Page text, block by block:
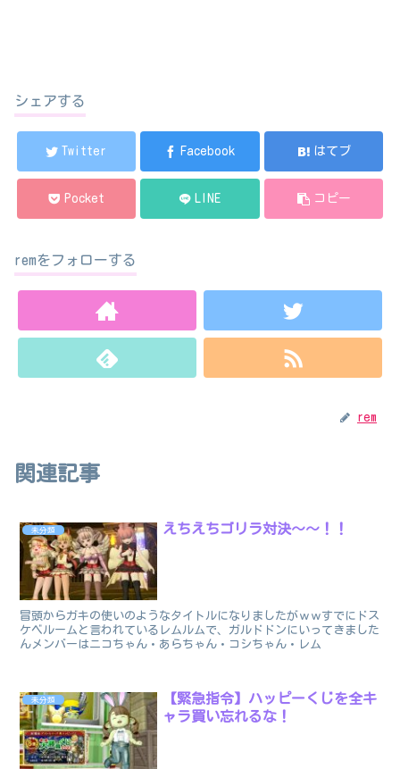
シェアする
Twitter Facebook はてブ
Pocket LINE コピー
remをフォローする
rem
関連記事
未分類 えちえちゴリラ対決～～！！
冒頭からガキの使いのようなタイトルになりましたがｗｗすでにドス
ケベルームと言われているレムルムで、ガルドドンにいってきました
んメンバーはニコちゃん・あらちゃん・コシちゃん・レム
未分類
【緊急指令】ハッピーくじを全キ
ャラ買い忘れるな！